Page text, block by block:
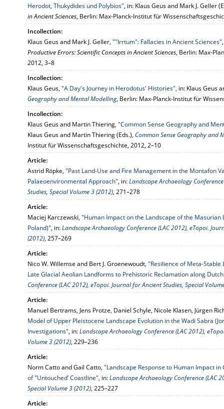
Herodot, Thukydides und Polybios", in: Klaus Geus and Mark J. Geller
in Ancient Sciences, Berlin: Max-Planck-Institut für
Incollection:
Klaus Geus and Mark J. Geller, ""Irrtum": Fallacies in Ancient Sciences"
Productive Errors: Scientific Concepts in Ancient Sciences, Berlin: Max-
2012, 3–8
Incollection:
Klaus Geus, "A Day's Journey in Herodotus' Histories", in: Klaus Geus
Geography and Mental Modelling, Berlin: Max-Planck-Institut für
Incollection:
Klaus Geus and Martin Thiering, "Common Sense Geography and
Klaus Geus and Martin Thiering (Eds.), Common Sense Geography and
Institut für Wissenschaftsgeschichte, 2012, 2–10
Article:
Astrid Röpke, "Past Land-Use and Fire Management in the Montafon
Palaeoenvironmental Approach", in:Landscape Archaeology
Studies, Special Volume 3 (2012), 271–278
Article:
Maciej Karczewski, "Human Impact on the Landscape of the Masurian
Poland)", in:Landscape Archaeology Conference (LAC 2012), eTopoi.
(2012), 257–269
Article:
Nico W. Willemse and Bert J. Groenewoudt, "Resilience of Meta-Stable
Late Glacial Aeolian Landforms to Prehistoric Reclamation along
Conference (LAC 2012), eTopoi. Journal for Ancient Studies, Special
Article:
Manuel Bertrams, Jens Protze, Daniel Schyle, Nicole Klasen, Jürgen
Model of Upper Pleistocene Landscape Evolution in the Wadi Sabra
Investigations", in:Landscape Archaeology Conference (LAC 2012),
Volume 3 (2012), 229–236
Article:
Norm Catto and Gail Catto, "Landscape Response to Human Impact
of "Untouched’ Coastline", in:Landscape Archaeology Conference (LAC
Special Volume 3 (2012), 225–227
Article: